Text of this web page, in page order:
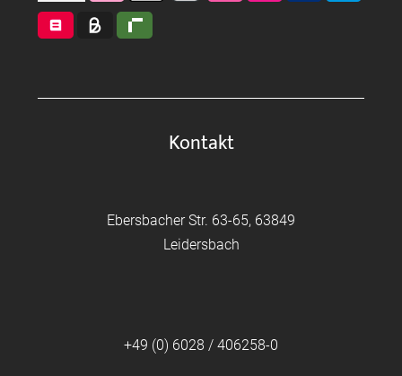
Kontakt
Ebersbacher Str. 63-65, 63849
Leidersbach
+49 (0) 6028 / 406258-0